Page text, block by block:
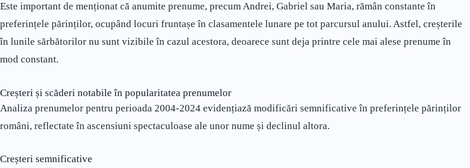
Este important de menționat că anumite prenume, precum Andrei, Gabriel sau Maria, rămân constante în
preferințele părinților, ocupând locuri fruntașe în clasamentele lunare pe tot parcursul anului. Astfel, creșterile
în lunile sărbătorilor nu sunt vizibile în cazul acestora, deoarece sunt deja printre cele mai alese prenume în
mod constant.
Creșteri și scăderi notabile în popularitatea prenumelor
Analiza prenumelor pentru perioada 2004-2024 evidențiază modificări semnificative în preferințele părinților
români, reflectate în ascensiuni spectaculoase ale unor nume și declinul altora.
Creșteri semnificative